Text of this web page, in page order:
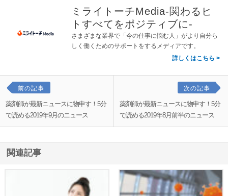
ミライトーチMedia-関わるヒ
トすべてをポジティブに-
さまざまな業界で「今の仕事に悩む人」がより自分ら
しく働くためのサポートをするメディアです。
詳しくはこちら
前の記事
薬剤師が最新ニュースに物申す！5分
で読める2019年9月のニュース
次の記事
薬剤師が最新ニュースに物申す！5分
で読める2019年8月前半のニュース
関連記事